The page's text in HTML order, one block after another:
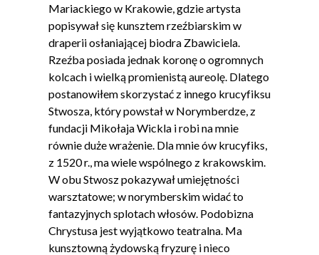
Mariackiego w Krakowie, gdzie artysta
popisywał się kunsztem rzeźbiarskim w
draperii osłaniającej biodra Zbawiciela.
Rzeźba posiada jednak koronę o ogromnych
kolcach i wielką promienistą aureolę. Dlatego
postanowiłem skorzystać z innego krucyfiksu
Stwosza, który powstał w Norymberdze, z
fundacji Mikołaja Wickla i robi na mnie
równie duże wrażenie. Dla mnie ów krucyfiks,
z 1520 r., ma wiele wspólnego z krakowskim.
W obu Stwosz pokazywał umiejętności
warsztatowe; w norymberskim widać to
fantazyjnych splotach włosów. Podobizna
Chrystusa jest wyjątkowo teatralna. Ma
kunsztowną żydowską fryzurę i nieco